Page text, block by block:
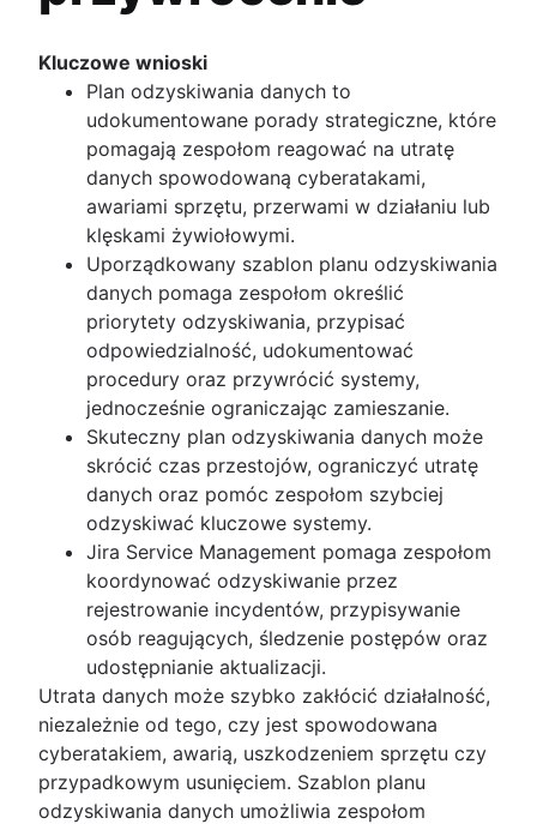
HR
Katalog usług
Czym jest wirtualny agent?
Wsparcie IT
Portal usług IT
System zgłoszeniowy IT
Service request process
Lotnictwo
Cykl
Porady strategiczne
Poziomy wsparcia IT
Zmęczenie alertami
Usprawnianie dyżurów domowych
Alerty w IT
Zasady eskalacji
Przegląd
Szablony ścieżki eskalacji
Wskaźniki KPI
Przegląd
Popularne wskaźniki
Poziomy ważności
Koszt przestojów
SLA, SLO i SLI
Budżet błędów
Niezawodność a dostępność
MTTF (średni czas do wystąpienia awarii)
DevOps
Przegląd
SRE
Odpowiadasz za to, co tworzysz
Zarządzanie incydentami a zarządzanie
problemami
ChatOps
ITSM
Przegląd
Zarządzanie poważnymi incydentami
Zarządzanie incydentami IT
Nowoczesne zarządzanie incydentami na
potrzeby eksploatacji IT
Jak opracowuje się plan odzyskiwania
po awarii IT
Przykłady planów odzyskiwania
Śledzenie błędów — najlepsze praktyki
Analiza post-mortem
Przegląd
Szablon
Bez wskazywania winnych
Raporty
Spotkanie
Osie czasu
Analiza „5 × dlaczego”
Publiczne i prywatne
Samouczki
Przegląd
Informowanie o incydentach
Harmonogram dyżurów domowych
Automatyzacja powiadomień dla klientów
Podręcznik
Przegląd
Reagowanie na incydenty
Analizy retrospektywne
Generator szablonów
Słowniczek
Pobierz podręcznik
Stan zarządzania incydentami 2020
Stan zarządzania incydentami 2021
Compliance Management Software
Compliance Management Software
Compliance Management Software
Kluczowe wnioski
Plan odzyskiwania danych to
udokumentowane porady strategiczne, które
pomagają zespołom reagować na utratę
danych spowodowaną cyberatakami,
awariami sprzętu, przerwami w działaniu lub
klęskami żywiołowymi.
Uporządkowany szablon planu odzyskiwania
danych pomaga zespołom określić
priorytety odzyskiwania, przypisać
odpowiedzialność, udokumentować
procedury oraz przywrócić systemy,
jednocześnie ograniczając zamieszanie.
Skuteczny plan odzyskiwania danych może
skrócić czas przestojów, ograniczyć utratę
danych oraz pomóc zespołom szybciej
odzyskiwać kluczowe systemy.
Jira Service Management pomaga zespołom
koordynować odzyskiwanie przez
rejestrowanie incydentów, przypisywanie
osób reagujących, śledzenie postępów oraz
udostępnianie aktualizacji.
Utrata danych może szybko zakłócić działalność,
niezależnie od tego, czy jest spowodowana
cyberatakiem, awarią, uszkodzeniem sprzętu czy
przypadkowym usunięciem. Szablon planu
odzyskiwania danych umożliwia zespołom